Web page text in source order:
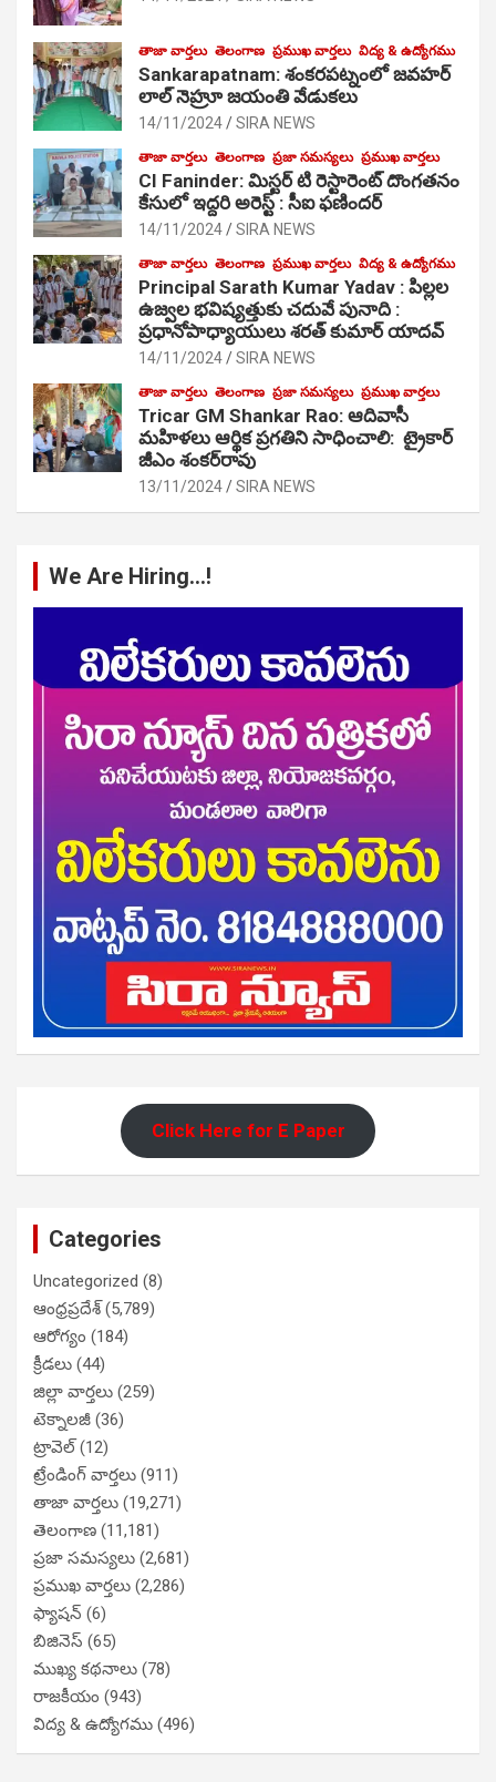
తాజా వార్తలు తెలంగాణ ప్రముఖ వార్తలు విద్య & ఉద్యోగము
Sankarapatnam: శంకరపట్నంలో జవహర్
లాల్ నెహ్రూ జయంతి వేడుకలు
14/11/2024 SIRA NEWS
తాజా వార్తలు తెలంగాణ ప్రజా సమస్యలు ప్రముఖ వార్తలు
CI Faninder: మిస్టర్ టి రెస్టారెంట్ దొంగతనం
కేసులో ఇద్దరి అరెస్ట్ : సీఐ ఫణిందర్
14/11/2024 SIRA NEWS
తాజా వార్తలు తెలంగాణ ప్రముఖ వార్తలు విద్య & ఉద్యోగము
Principal Sarath Kumar Yadav : పిల్లల
ఉజ్వల భవిష్యత్తుకు చదువే పునాది :
ప్రధానోపాధ్యాయులు శరత్ కుమార్ యాదవ్
14/11/2024 SIRA NEWS
తాజా వార్తలు తెలంగాణ ప్రజా సమస్యలు ప్రముఖ వార్తలు
Tricar GM Shankar Rao: ఆదివాసీ
మహిళలు ఆర్థిక ప్రగతిని సాధించాలి: ట్రైకార్
జీఎం శంకర్‌రావు
13/11/2024 SIRA NEWS
We Are Hiring…!
Click Here for E Paper
Categories
Uncategorized (8)
ఆంధ్రప్రదేశ్(5,789)
ఆరోగ్యం (184)
క్రీడలు (44)
జిల్లా వార్తలు (259)
టెక్నాలజీ (36)
ట్రావెల్(12)
ట్రేండింగ్ వార్తలు (911)
తాజా వార్తలు (19,271)
తెలంగాణ (11,181)
ప్రజా సమస్యలు (2,681)
ప్రముఖ వార్తలు (2,286)
ఫ్యాషన్ (6)
బిజినెస్ (65)
ముఖ్య కథనాలు (78)
రాజకీయం (943)
విద్య & ఉద్యోగము (496)